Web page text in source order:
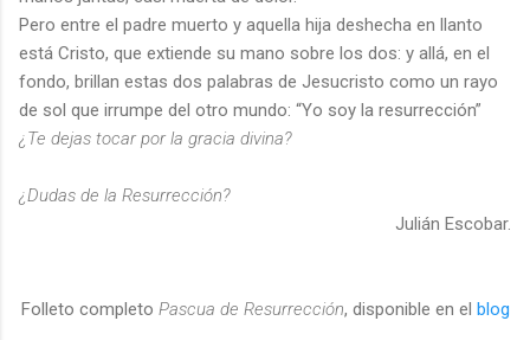
Pero entre el padre muerto y aquella hija deshecha en llanto
está Cristo, que extiende su mano sobre los dos: y allá, en el
fondo, brillan estas dos palabras de Jesucristo como un rayo
de sol que irrumpe del otro mundo: “Yo soy la resurrección”
¿Te dejas tocar por la gracia divina?
¿Dudas de la Resurrección?
Julián Escobar.
Folleto completo Pascua de Resurrección, disponible en el blog